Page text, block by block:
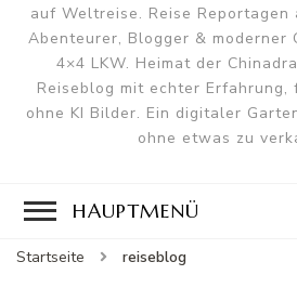
auf Weltreise. Reise
Abenteurer, Blogger & moderner
4×4 LKW. Heimat der
Reiseblog mit echter Erfahrung,
ohne KI Bilder. Ein digitaler
ohne etwas zu
HAUPTMENÜ
Startseite reiseblog